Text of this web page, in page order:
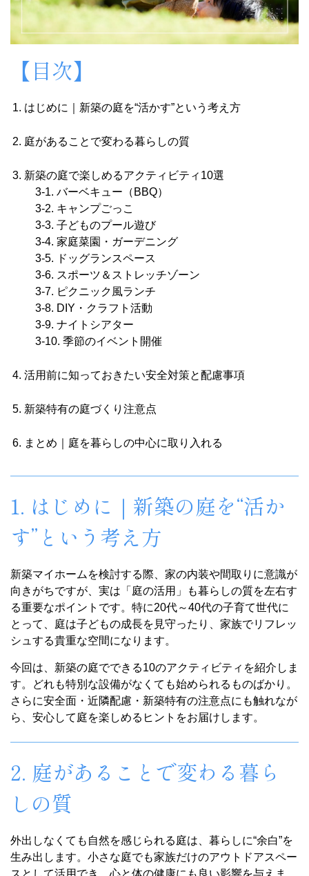
【目次】
はじめに｜新築の庭を“活かす”という考え方
庭があることで変わる暮らしの質
新築の庭で楽しめるアクティビティ10選
3-1. バーベキュー（BBQ）
3-2. キャンプごっこ
3-3. 子どものプール遊び
3-4. 家庭菜園・ガーデニング
3-5. ドッグランスペース
3-6. スポーツ＆ストレッチゾーン
3-7. ピクニック風ランチ
3-8. DIY・クラフト活動
3-9. ナイトシアター
3-10. 季節のイベント開催
活用前に知っておきたい安全対策と配慮事項
新築特有の庭づくり注意点
まとめ｜庭を暮らしの中心に取り入れる
1. はじめに｜新築の庭を“活か
す”という考え方
新築マイホームを検討する際、家の内装や間取りに意識が
向きがちですが、実は「庭の活用」も暮らしの質を左右す
る重要なポイントです。特に20代～40代の子育て世代に
とって、庭は子どもの成長を見守ったり、家族でリフレッ
シュする貴重な空間になります。
今回は、新築の庭でできる10のアクティビティを紹介しま
す。どれも特別な設備がなくても始められるものばかり。
さらに安全面・近隣配慮・新築特有の注意点にも触れなが
ら、安心して庭を楽しめるヒントをお届けします。
2. 庭があることで変わる暮ら
しの質
外出しなくても自然を感じられる庭は、暮らしに“余白”を
生み出します。小さな庭でも家族だけのアウトドアスペー